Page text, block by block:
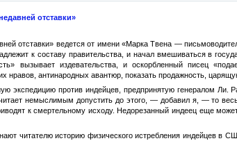
отставки»
отставки» ведется от имени «Марка Твена —
к составу правительства, и начал вмешиваться в
вызывает издевательства, и оскорбленный писец
нравов, антинародных авантюр, показать продажность,
экспедицию против индейцев, предпринятую генералом
немыслимым допустить до этого, — добавил я, — то
к смертельному исходу. Недорезанный индеец еще
читателю историю физического истребления индейцев в